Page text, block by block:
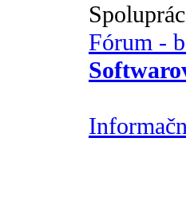
Fórum -